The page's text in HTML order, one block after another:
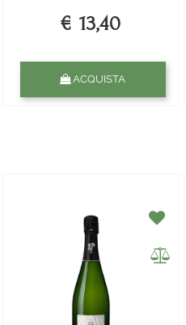
€ 13,40
ACQUISTA